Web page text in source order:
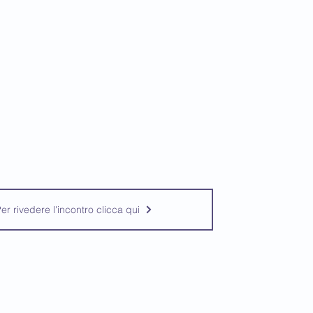
rivedere l'incontro clicca qui